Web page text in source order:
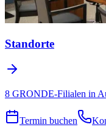
Standorte
8 GRONDE-Filialen in
Termin buchen